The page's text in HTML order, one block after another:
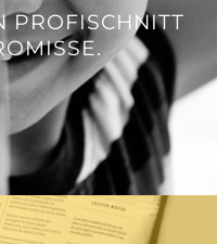
PROFISCHNITT